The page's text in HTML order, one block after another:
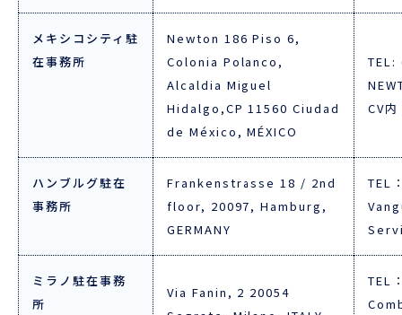
メキシコシティ駐
在事務所
Newton 186 Piso 6,
Colonia Polanco,
Alcaldia Miguel
Hidalgo,CP 11560 Ciudad
de México, MÉXICO
CV内
ハンブルグ駐在
事務所
Frankenstrasse 18 / 2nd
floor, 20097, Hamburg,
GERMANY
TEL
ミラノ駐在事務
所
Via Fanin, 2 20054
TEL